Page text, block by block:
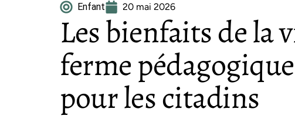
Enfant 20 mai 2026
Les bienfaits de la
ferme
pour les citadins